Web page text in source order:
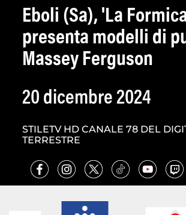
Eboli (Sa), 'La
presenta modelli di
Massey Ferguson
20 dicembre 2024
STILETV HD CANALE 78 DEL
TERRESTRE